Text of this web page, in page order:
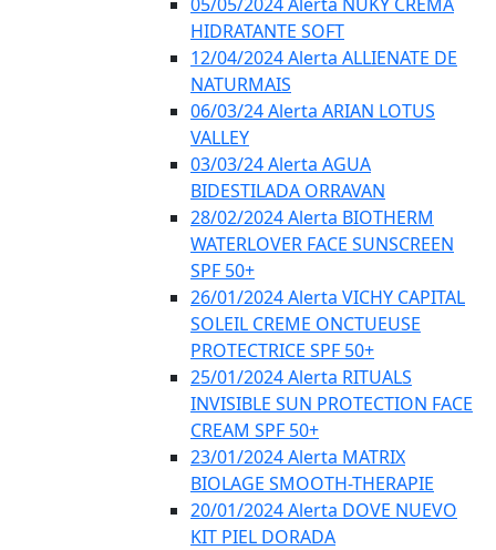
HIDRATANTE SOFT
12/04/2024 Alerta ALLIENATE DE
NATURMAIS
06/03/24 Alerta ARIAN LOTUS
VALLEY
03/03/24 Alerta AGUA
BIDESTILADA ORRAVAN
28/02/2024 Alerta BIOTHERM
WATERLOVER FACE SUNSCREEN
SPF 50+
26/01/2024 Alerta VICHY CAPITAL
SOLEIL CREME ONCTUEUSE
PROTECTRICE SPF 50+
25/01/2024 Alerta RITUALS
INVISIBLE SUN PROTECTION FACE
CREAM SPF 50+
23/01/2024 Alerta MATRIX
BIOLAGE SMOOTH-THERAPIE
20/01/2024 Alerta DOVE NUEVO
KIT PIEL DORADA